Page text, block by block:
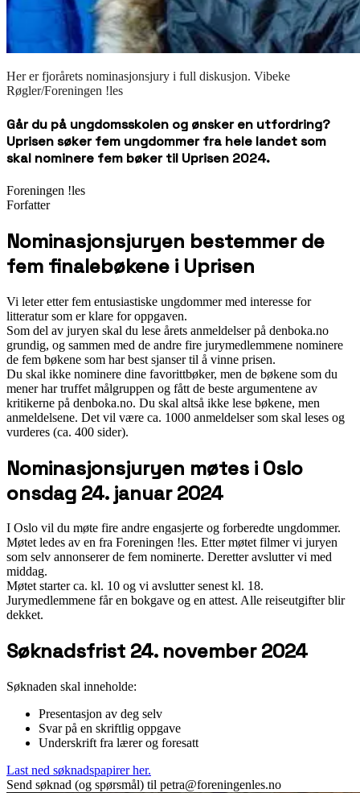
Her er fjorårets nominasjonsjury i full diskusjon. Vibeke
Røgler/Foreningen !les
Går du på ungdomsskolen og ønsker en utfordring?
Uprisen søker fem ungdommer fra hele landet som
skal nominere fem bøker til Uprisen 2024.
Foreningen !les
Forfatter
Nominasjonsjuryen bestemmer de
fem finalebøkene i Uprisen
Vi leter etter fem entusiastiske ungdommer med interesse for
litteratur som er klare for oppgaven.
Som del av juryen skal du lese årets anmeldelser på denboka.no
grundig, og sammen med de andre fire jurymedlemmene nominere
de fem bøkene som har best sjanser til å vinne prisen.
Du skal ikke nominere dine favorittbøker, men de bøkene som du
mener har truffet målgruppen og fått de beste argumentene av
kritikerne på denboka.no. Du skal altså ikke lese bøkene, men
anmeldelsene. Det vil være ca. 1000 anmeldelser som skal leses og
vurderes (ca. 400 sider).
Nominasjonsjuryen møtes i Oslo
onsdag 24. januar 2024
I Oslo vil du møte fire andre engasjerte og forberedte ungdommer.
Møtet ledes av en fra Foreningen !les. Etter møtet filmer vi juryen
som selv annonserer de fem nominerte. Deretter avslutter vi med
middag.
Møtet starter ca. kl. 10 og vi avslutter senest kl. 18.
Jurymedlemmene får en bokgave og en attest. Alle reiseutgifter blir
dekket.
Søknadsfrist 24. november 2024
Søknaden skal inneholde:
Presentasjon av deg selv
Svar på en skriftlig oppgave
Underskrift fra lærer og foresatt
Last ned søknadspapirer her.
Send søknad (og spørsmål) til petra@foreningenles.no